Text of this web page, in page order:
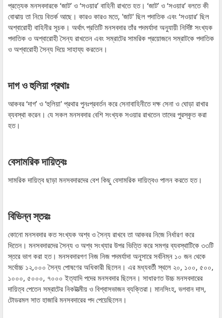
প্রত্যেক মনসবদারকে ‘জাট’ ও ‘সওয়ার’ বাহিনী রাখতে হত। ‘জাট’ ও ‘সওয়ার’ বলতে কী
বোঝায় তা নিয়ে বিতর্ক আছে। কারও কারও মতে, 'জাট' ছিল পদাতিক এবং ‘সওয়ার’ ছিল
অশ্বারোহী বাহিনীর সূচক। অর্থাৎ প্রতিটি মনসবদার তাঁর পদমর্যাদা অনুযায়ী নির্দিষ্ট সংখ্যক
পদাতিক ও অশ্বারোহী সৈন্য রাখতেন এবং সম্রাটের সামরিক প্রয়োজনে সম্রাটকে পদাতিক
ও অশ্বারোহী সৈন্য দিয়ে সাহায্য করতেন।
দাগ ও হুলিয়া প্রথাঃ
আকবর ‘দাগ’ ও ‘হুলিয়া' প্রথার পুনঃপ্রবর্তন করে সেনাবাহিনীতে দক্ষ সেনা ও ঘোড়া রাখার
ব্যবস্থা করেন। যে সকল মনসবদার বেশি সংখ্যক সওয়ার রাখতেন তাদের পুরস্কৃত করা
হত।
বেসামরিক দায়িত্বঃ
সামরিক দায়িত্ব ছাড়া মনসবদারদের বেশ কিছু বেসামরিক দায়িত্বও পালন করতে হত।
বিভিন্ন স্তরঃ
কোনো মনসবদার কত সংখ্যক অশ্ব ও সৈন্য রাখবে তা আকবর নিজে নির্ধারণ করে
দিতেন। মনসবদারদের সৈন্য ও অশ্ব সংখ্যার উপর ভিত্তি করে সমগ্র ব্যবস্থাটিকে ৩৩টি
স্তরে ভাগ করা হত। মনসবদারগণ নিজ নিজ পদমর্যাদা অনুসারে সর্বনিম্ন ১০ জন থেকে
সর্বোচ্চ ১২,০০০ সৈন্য পোষণের অধিকারী ছিলেন। এর মধ্যবর্তী স্থলে ২০, ১০০, ৫০০,
১০০০, ৫০০০, ৭০০০ ইত্যাদি পদের মনসবদার ছিলেন। সাধারণত উচ্চ মনসবদারের
দায়িত্ব পেতেন সম্রাটের নিকটাত্মীয় ও বিশ্বাসভাজন ব্যক্তিরা। মানসিংহ, ভগবান দাস,
টোডরমল সাত হাজারি মনসবদারের পদ পেয়েছিলেন।